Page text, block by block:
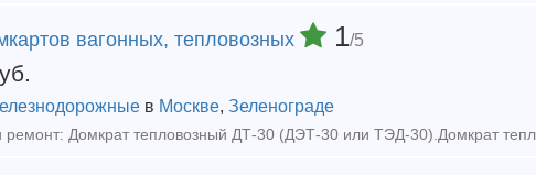
вагонных, тепловозных 1/5
в Москве, Зеленограде